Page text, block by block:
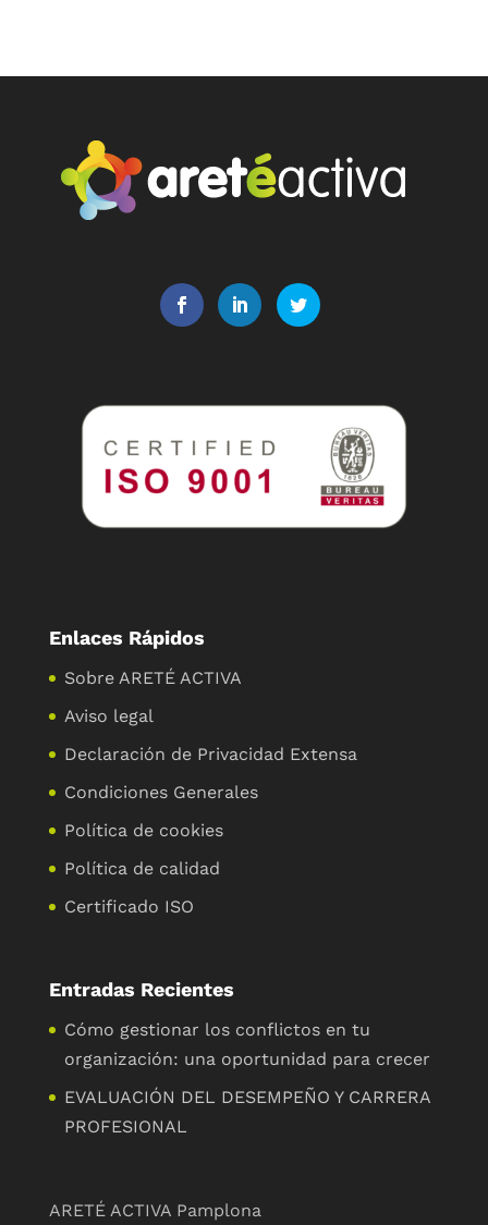
Enlaces Rápidos
Sobre ARETÉ ACTIVA
Aviso legal
Declaración de Privacidad Extensa
Condiciones Generales
Política de cookies
Política de calidad
Certificado ISO
Entradas Recientes
Cómo gestionar los conflictos en tu
organización: una oportunidad para crecer
EVALUACIÓN DEL DESEMPEÑO Y CARRERA
PROFESIONAL
ARETÉ ACTIVA Pamplona